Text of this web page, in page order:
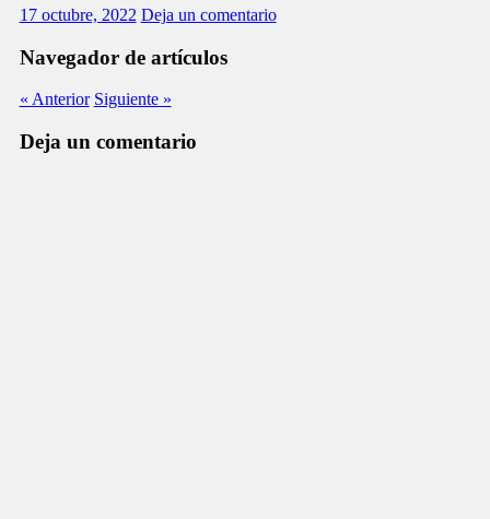
17 octubre, 2022 Deja un comentario
Navegador de artículos
« Anterior Siguiente »
Deja un comentario